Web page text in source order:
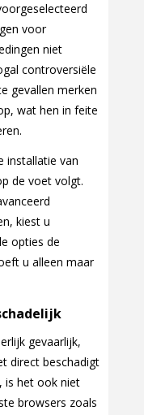
voor
niet
controversiële
gevallen merken
wat hen in feite
installatie van
de voet volgt.
kiest u
opties de
u alleen maar
gevaarlijk,
direct beschadigt
is het ook niet
browsers zoals